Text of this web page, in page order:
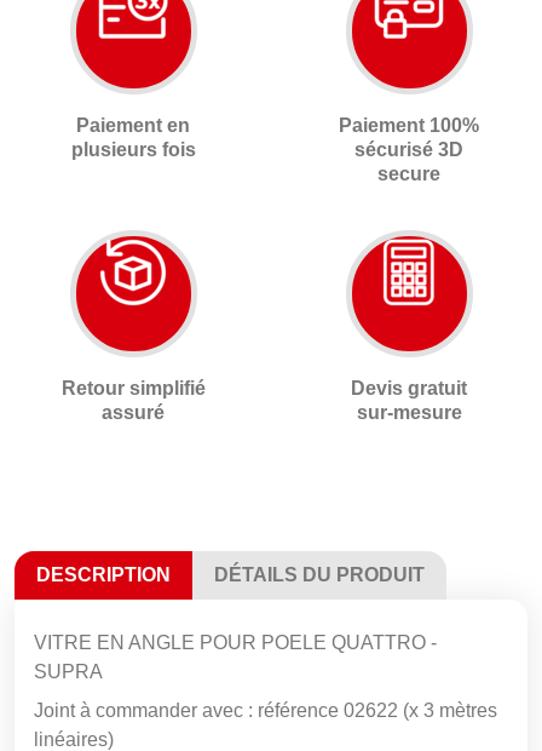
Paiement en
plusieurs fois
Paiement 100%
sécurisé 3D
secure
Retour simplifié
assuré
Devis gratuit
sur-mesure
DESCRIPTION DÉTAILS DU PRODUIT
VITRE EN ANGLE POUR POELE QUATTRO -
SUPRA
Joint à commander avec : référence 02622 (x 3 mètres
linéaires)